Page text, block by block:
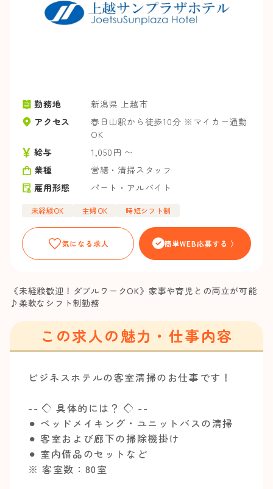
勤務地
新潟県 上越市
アクセス
春日山駅から徒歩10分 ※マイカー通勤
OK
給与
1,050円 〜
業種
営繕・清掃スタッフ
雇用形態
パート・アルバイト
未経験OK 主婦OK 時短シフト制
気になる求人 簡単WEB応募する 〉
《未経験歓迎！ダブルワークOK》家事や育児との両立が可能
♪柔軟なシフト制勤務
この求人の魅力・仕事内容
ビジネスホテルの客室清掃のお仕事です！
-- ◇ 具体的には？ ◇ --
⚫︎ ベッドメイキング・ユニットバスの清掃
⚫︎ 客室および廊下の掃除機掛け
⚫︎ 室内備品のセットなど
※ 客室数：80室